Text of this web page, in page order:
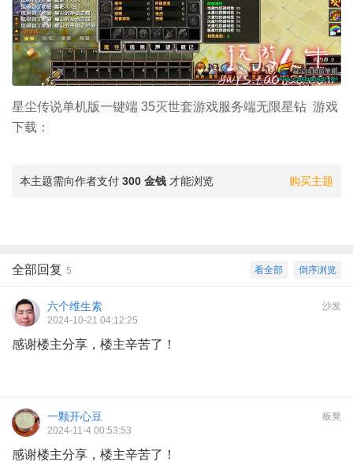
星尘传说单机版一键端 35灭世套游戏服务端无限星钻 游戏
下载：
购买主题
本主题需向作者支付 300 金钱 才能浏览
倒序浏览
看全部
全部回复 5
沙发
六个维生素
2024-10-21 04:12:25
感谢楼主分享，楼主辛苦了！
板凳
一颗开心豆
2024-11-4 00:53:53
感谢楼主分享，楼主辛苦了！